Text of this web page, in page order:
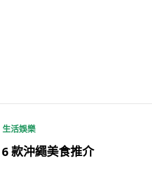
生活娛樂
款沖繩美食推介